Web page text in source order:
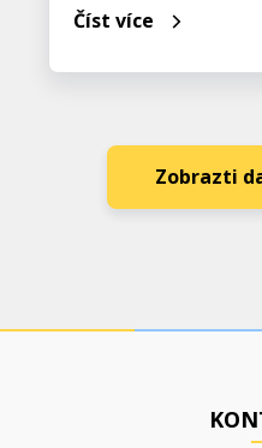
Číst více
Zobrazti